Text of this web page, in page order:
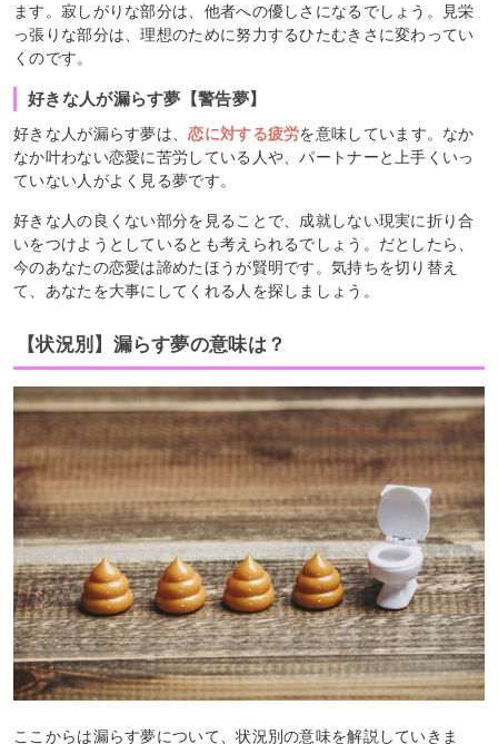
ます。寂しがりな部分は、他者への優しさになるでしょう。見栄
っ張りな部分は、理想のために努力するひたむきさに変わってい
くのです。
好きな人が漏らす夢【警告夢】
好きな人が漏らす夢は、恋に対する疲労を意味しています。なか
なか叶わない恋愛に苦労している人や、パートナーと上手くいっ
ていない人がよく見る夢です。
好きな人の良くない部分を見ることで、成就しない現実に折り合
いをつけようとしているとも考えられるでしょう。だとしたら、
今のあなたの恋愛は諦めたほうが賢明です。気持ちを切り替え
て、あなたを大事にしてくれる人を探しましょう。
【状況別】漏らす夢の意味は？
ここからは漏らす夢について、状況別の意味を解説していきま